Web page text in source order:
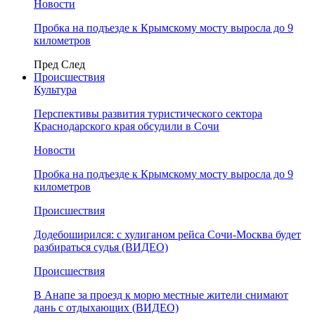
Новости
Пробка на подъезде к Крымскому мосту выросла до 9
километров
Пред След
Происшествия
Культура
Перспективы развития туристического сектора
Краснодарского края обсудили в Сочи
Новости
Пробка на подъезде к Крымскому мосту выросла до 9
километров
Происшествия
Додебоширился: с хулиганом рейса Сочи-Москва будет
разбираться судья (ВИДЕО)
Происшествия
В Анапе за проезд к морю местные жители снимают
дань с отдыхающих (ВИДЕО)